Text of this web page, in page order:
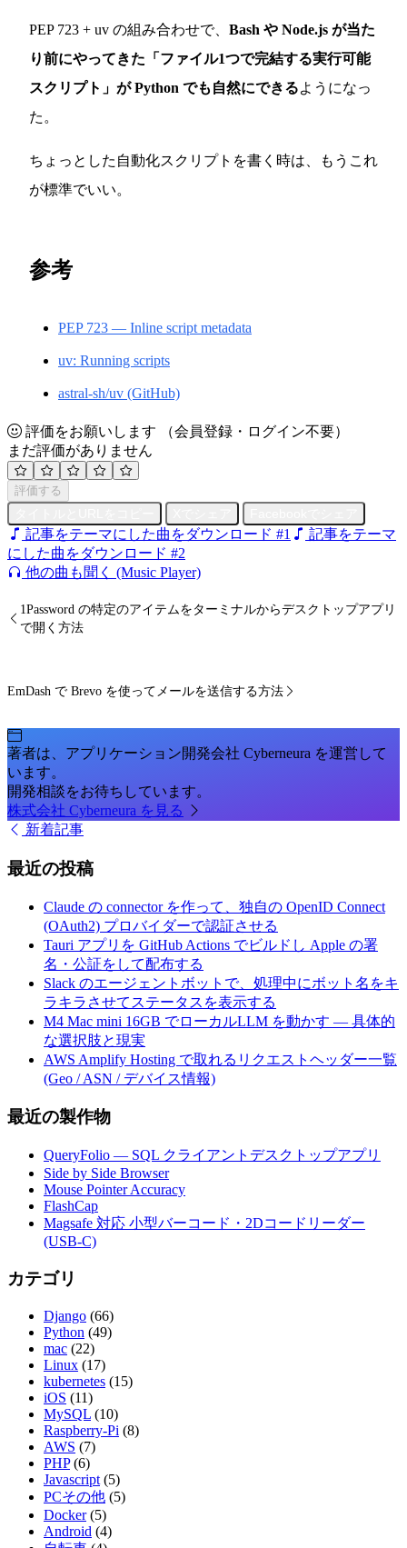
PEP 723 + uv の組み合わせで、 Bash や Node.js が当た
り前にやってきた「ファイル1つで完結する実行可能
スクリプト」が Python でも自然にできるようになっ
た。
ちょっとした自動化スクリプトを書く時は、もうこれ
が標準でいい。
参考
PEP 723 — Inline script metadata
uv: Running scripts
astral-sh/uv (GitHub)
評価をお願いします
（会員登録・ログイン不要）
まだ評価がありません
評価する
記事をテーマにした曲をダウンロード #1
記事をテーマ
にした曲をダウンロード #2
他の曲も聞く (Music Player)
1Password の特定のアイテムをターミナルからデスクトップアプリ
で開く方法
EmDash で Brevo を使ってメールを送信する方法
著者は、アプリケーション開発会社 Cyberneura を運営して
います。
開発相談をお待ちしています。
株式会社 Cyberneura を見る
新着記事
最近の投稿
Claude の connector を作って、独自の OpenID Connect
(OAuth2) プロバイダーで認証させる
Tauri アプリを GitHub Actions でビルドし Apple の署
名・公証をして配布する
Slack のエージェントボットで、処理中にボット名をキ
ラキラさせてステータスを表示する
M4 Mac mini 16GB でローカルLLM を動かす — 具体的
な選択肢と現実
AWS Amplify Hosting で取れるリクエストヘッダー一覧
(Geo / ASN / デバイス情報)
最近の製作物
QueryFolio — SQL クライアントデスクトップアプリ
Side by Side Browser
Mouse Pointer Accuracy
FlashCap
Magsafe 対応 小型バーコード・2Dコードリーダー
(USB-C)
カテゴリ
Django (66)
Python (49)
mac (22)
Linux (17)
kubernetes (15)
iOS (11)
MySQL (10)
Raspberry-Pi (8)
AWS (7)
PHP (6)
Javascript (5)
PCその他 (5)
Docker (5)
Android (4)